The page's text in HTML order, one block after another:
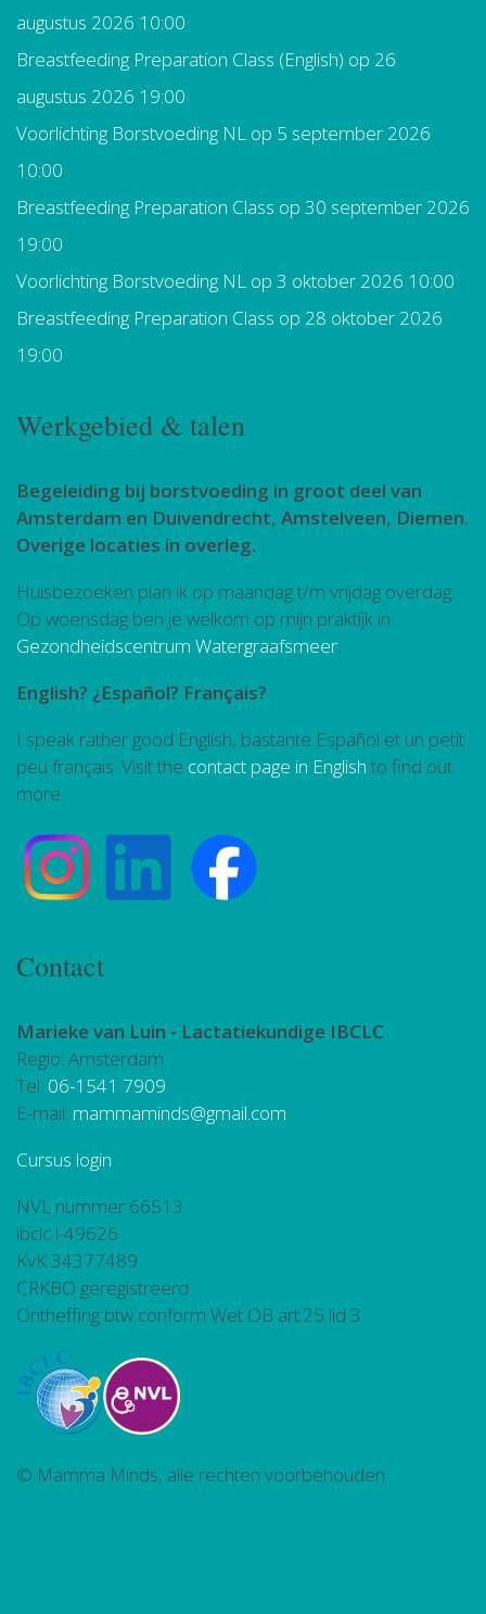
augustus 2026 10:00
Breastfeeding Preparation Class (English) op 26
augustus 2026 19:00
Voorlichting Borstvoeding NL op 5 september 2026
10:00
Breastfeeding Preparation Class op 30 september 2026
19:00
Voorlichting Borstvoeding NL op 3 oktober 2026 10:00
Breastfeeding Preparation Class op 28 oktober 2026
19:00
Werkgebied & talen
Begeleiding bij borstvoeding in groot deel van
Amsterdam en Duivendrecht, Amstelveen, Diemen.
Overige locaties in overleg.
Huisbezoeken plan ik op maandag t/m vrijdag overdag.
Op woensdag ben je welkom op mijn praktijk in
Gezondheidscentrum Watergraafsmeer.
English? ¿Español? Français?
I speak rather good English, bastante Español et un petit
peu français. Visit the contact page in English to find out
more.
Contact
Marieke van Luin - Lactatiekundige IBCLC
Regio: Amsterdam
Tel: 06-1541 7909
E-mail: mammaminds@gmail.com
Cursus login
NVL nummer 66513
ibclc l-49626
KvK 34377489
CRKBO geregistreerd
Ontheffing btw conform Wet OB art.25 lid 3
© Mamma Minds, alle rechten voorbehouden